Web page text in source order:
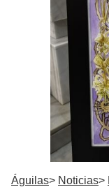
Águilas Noticias